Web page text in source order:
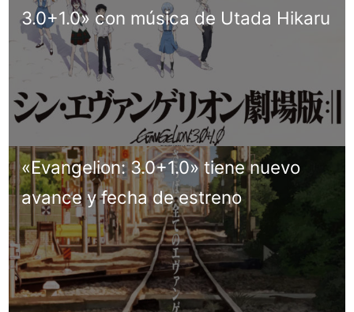
3.0+1.0» con música de Utada Hikaru
«Evangelion: 3.0+1.0» tiene nuevo
avance y fecha de estreno